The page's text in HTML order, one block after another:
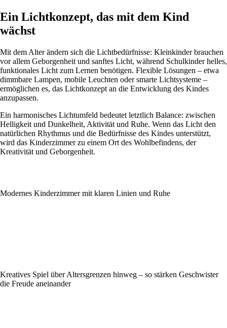
Ein Lichtkonzept, das mit dem Kind
wächst
Mit dem Alter ändern sich die Lichtbedürfnisse: Kleinkinder brauchen
vor allem Geborgenheit und sanftes Licht, während Schulkinder helles,
funktionales Licht zum Lernen benötigen. Flexible Lösungen – etwa
dimmbare Lampen, mobile Leuchten oder smarte Lichtsysteme –
ermöglichen es, das Lichtkonzept an die Entwicklung des Kindes
anzupassen.
Ein harmonisches Lichtumfeld bedeutet letztlich Balance: zwischen
Helligkeit und Dunkelheit, Aktivität und Ruhe. Wenn das Licht den
natürlichen Rhythmus und die Bedürfnisse des Kindes unterstützt,
wird das Kinderzimmer zu einem Ort des Wohlbefindens, der
Kreativität und Geborgenheit.
Modernes Kinderzimmer mit klaren Linien und Ruhe
Kreatives Spiel über Altersgrenzen hinweg – so stärken Geschwister
die Freude aneinander